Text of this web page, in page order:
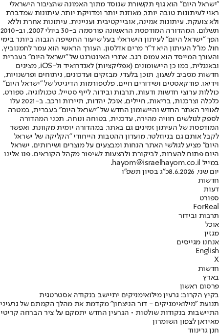
"ישראל היום" הוא גוף תקשורת שנוסד מתוך האמונה שהציבור הישראלי
ראוי לעיתונות טובה יותר, מאוזנת יותר ומדויקת יותר. עיתונות שמדברת
ולא צועקת. עיתונות אמינה, אובייקטיבית ועניינית. עיתונות אחרת וללא
תשלום. המהדורה המודפסת הראשונה פורסמה ב-30 ביולי 2007, וב-2010
הפך "ישראל היום" לעיתון הישראלי בעל שיעור החשיפה הגבוה ביותר בימי
חול. מו"ל העיתון היא ד"ר מרים אדלסון. העורך הראשי הוא עמר לחמנוביץ,
והעורך המייסד הוא עמוס רגב. אתרי האינטרנט של "ישראל היום" בעברית
ובאנגלית, כמו כן היישומונים (אפליקציות) לאנדרואיד ול-iOS, מציגים
חדשות מסביב לשעון, תוכן בלעדי, מבזקים ועדכונים, ניתוחים ופרשנויות,
וידיאו, פודקאסטים ושידורים חיים. פלטפורמות הדיגיטל של "ישראל היום"
כוללות ערוצי חדשות ודעות, תרבות ובידור, לייף סטייל, טכנולוגיה, ספורט,
כלכלה וצרכנות, בריאות, חיילים, אוכל, יהדות, תיירות ורכב. ב-2021 עלו
לאוויר האתר החדש והיישומון החדש של "ישראל היום" בעברית, במטרה
לספק לגולשים חוויה מהירה, עדכנית, בטוחה ונוחה. תכני המהדורה
המודפסת של העיתון זמינים גם באתר, במהדורה יומית מקוונת, ואפשר
לקבל אותם גם בניוזלטר. מועדון ההטבות הייחודי "הקליקה של ישראל
היום" מציע לגולשי האתר הנחות ומבצעים על מוצרים ושירותים. ישראל
היום פתוח להערות, לביקורת ולהצעות לשיפור מקהל הקוראים. פנו אלינו
במייל hayom@israelhayom.co.il.
יום שני, 8.6.2026
כ"ג בסיון תשפ"ו
חדשות
דעות
ספורט
ForReal
תרבות ובידור
אוכל
מגזין
אנחנו מגייסים
English
X
חדשות
בארץ
פרסום ראשון
בקיץ הקרוב: גרעין מילואימניקים יתיישב בנקודה אסטרטגית
תנועת "מילואימניקים - דור הניצחון" מקדמת את מהלך הקמתם של גרעיני
התיישבות בנקודות שולטות • הגרעין החדש יתמקם על ציר הברחה קריטי
מאיראן לצפון השומרון
חנן גרינווד